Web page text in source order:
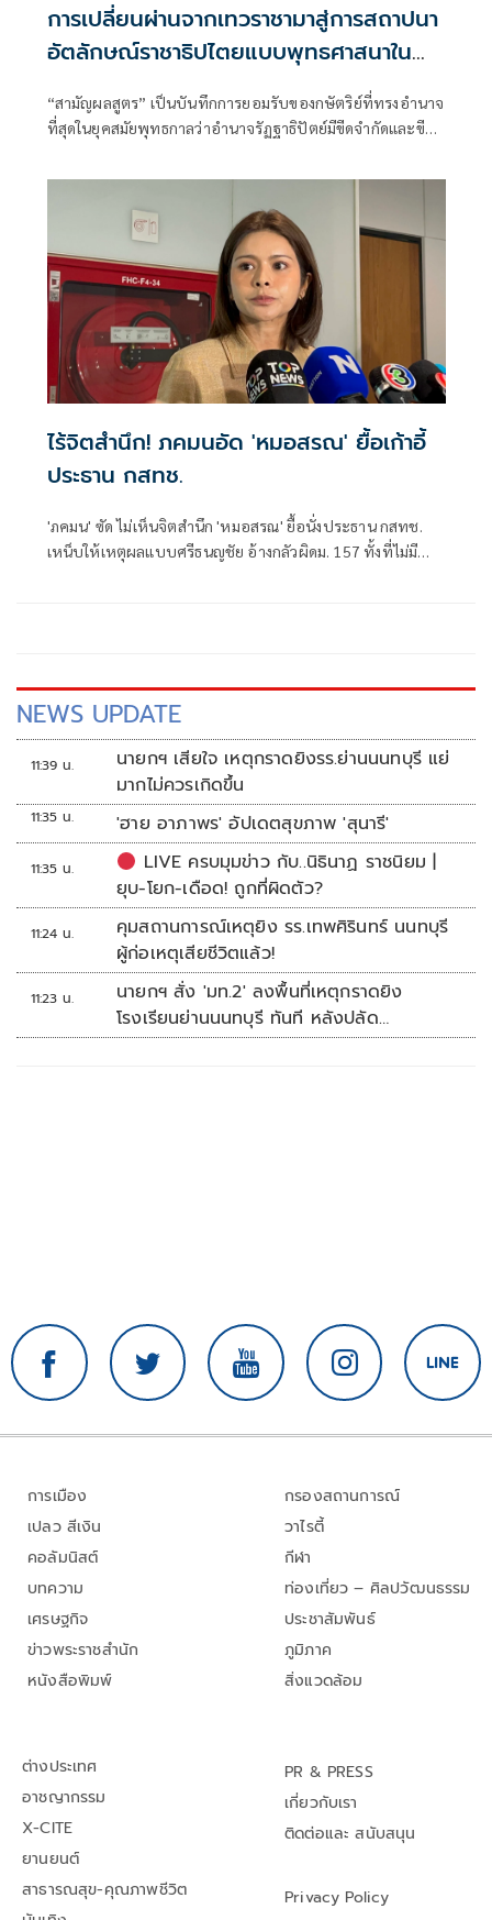
การเปลี่ยนผ่านจากเทวราชามาสู่การสถาปนา
อัตลักษณ์ราชาธิปไตยแบบพุทธศาสนาใน
พระไตรปิฏก : สามัญผลสูตรในฐานะทฤษฎี
ขีดจำกัดของอำนาจรัฐเหนือแรงงานและ
ทรัพย์สิน
“สามัญผลสูตร” เป็นบันทึกการยอมรับของกษัตริย์ที่ทรงอำนาจ
ที่สุดในยุคสมัยพุทธกาลว่าอำนาจรัฏฐาธิปัตย์มีขีดจำกัดและขีด
ไร้จิตสำนึก! ภคมนอัด 'หมอสรณ' ยื้อเก้าอี้
ประธาน กสทช.
'ภคมน' ซัด ไม่เห็นจิตสำนึก 'หมอสรณ' ยื้อนั่งประธาน กสทช.
เหน็บให้เหตุผลแบบศรีธนญชัย อ้างกลัวผิดม. 157 ทั้งที่ไม่มี
NEWS UPDATE
11:39 น.
นายกฯ เสียใจ เหตุกราดยิงรร.ย่านนนทบุรี แย่
มากไม่ควรเกิดขึ้น
11:35 น. 'ฮาย อาภาพร' อัปเดตสุขภาพ 'สุนารี'
11:35 น.
LIVE ครบมุมข่าว กับ..นิธินาฏ ราชนิยม |
ยุบ-โยก-เดือด! ถูกที่ผิดตัว?
11:24 น.
คุมสถานการณ์เหตุยิง รร.เทพศิรินทร์ นนทบุรี
ผู้ก่อเหตุเสียชีวิตแล้ว!
11:23 น.
นายกฯ สั่ง 'มท.2' ลงพื้นที่เหตุกราดยิง
โรงเรียนย่านนนทบุรี ทันที หลังปลัด
มท.รายงานความคืบหน้า
การเมือง
เปลว สีเงิน
คอลัมนิสต์
บทความ
เศรษฐกิจ
ข่าวพระราชสำนัก
หนังสือพิมพ์
กรองสถานการณ์
วาไรตี้
กีฬา
ท่องเที่ยว – ศิลปวัฒนธรรม
ประชาสัมพันธ์
ภูมิภาค
สิ่งแวดล้อม
ต่างประเทศ
อาชญากรรม
X-CITE
ยานยนต์
สาธารณสุข-คุณภาพชีวิต
PR & PRESS
เกี่ยวกับเรา
ติดต่อและ สนับสนุน
Privacy Policy